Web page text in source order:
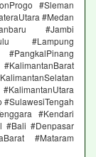
#Sleman
#Medan
#Jambi
#Lampung
#SulawesiTengah
#Kendari
#Bali #Denpasar
#Mataram